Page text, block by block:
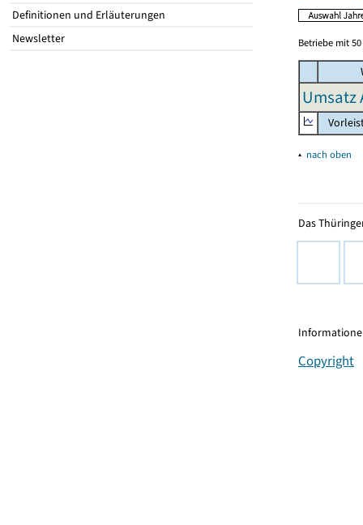
Definitionen und Erläuterungen
Newsletter
Betriebe mit
Umsatz
▴ nach oben
Das
Copyright